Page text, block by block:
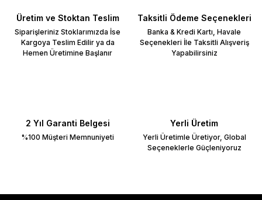
Üretim ve Stoktan Teslim
Siparişleriniz Stoklarımızda İse
Kargoya Teslim Edilir ya da
Hemen Üretimine Başlanır
Taksitli Ödeme Seçenekleri
Banka & Kredi Kartı, Havale
Seçenekleri İle Taksitli Alışveriş
Yapabilirsiniz
2 Yıl Garanti Belgesi
%100 Müşteri Memnuniyeti
Yerli Üretim
Yerli Üretimle Üretiyor, Global
Seçeneklerle Güçleniyoruz